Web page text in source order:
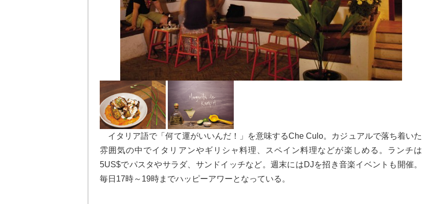
イタリア語で「何て運がいいんだ！」を意味するChe Culo。カジュアルで落ち着いた
雰囲気の中でイタリアンやギリシャ料理、スペイン料理などが楽しめる。ランチは
5US$でパスタやサラダ、サンドイッチなど。週末にはDJを招き音楽イベントも開催。
毎日17時～19時までハッピーアワーとなっている。